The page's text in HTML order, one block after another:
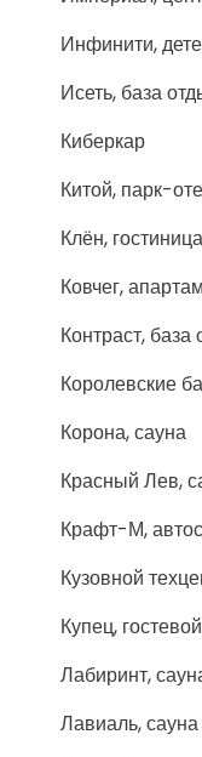
Инфинити,
Исеть, база
Киберкар
Китой, парк-
Клён, гостиница
Ковчег,
Контраст, база
Королевские
Корона, сауна
Красный Лев,
Крафт-М,
Кузовной
Купец,
Лабиринт,
Лавиаль, сауна